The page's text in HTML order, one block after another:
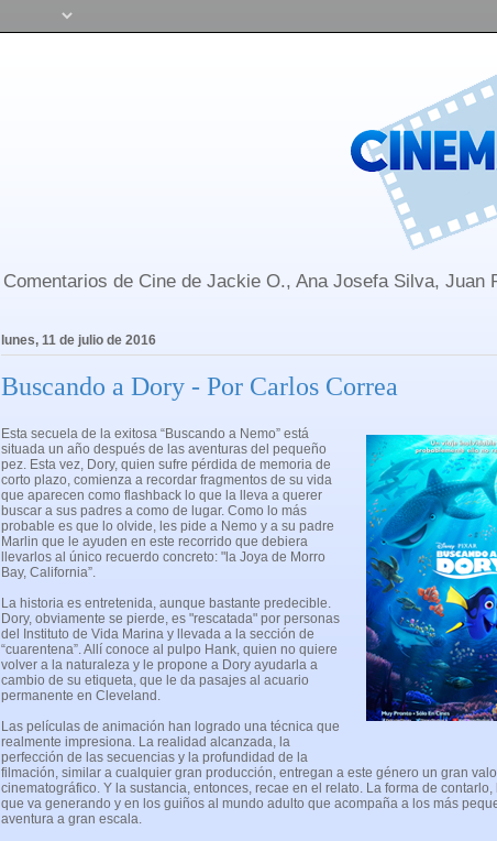
Comentarios de Cine de Jackie O., Ana Josefa Silva, Juan
lunes, 11 de julio de 2016
Buscando a Dory - Por Carlos Correa
Esta secuela de la exitosa “Buscando a Nemo” está
situada un año después de las aventuras del pequeño
pez. Esta vez, Dory, quien sufre pérdida de memoria de
corto plazo, comienza a recordar fragmentos de su vida
que aparecen como flashback lo que la lleva a querer
buscar a sus padres a como de lugar. Como lo más
probable es que lo olvide, les pide a Nemo y a su padre
Marlin que le ayuden en este recorrido que debiera
llevarlos al único recuerdo concreto: "la Joya de Morro
Bay, California”.
La historia es entretenida, aunque bastante predecible.
Dory, obviamente se pierde, es "rescatada" por personas
del Instituto de Vida Marina y llevada a la sección de
“cuarentena”. Allí conoce al pulpo Hank, quien no quiere
volver a la naturaleza y le propone a Dory ayudarla a
cambio de su etiqueta, que le da pasajes al acuario
permanente en Cleveland.
Las películas de animación han logrado una técnica que
realmente impresiona. La realidad alcanzada, la
perfección de las secuencias y la profundidad de la
filmación, similar a cualquier gran producción, entregan a este género un gran
cinematográfico. Y la sustancia, entonces, recae en el relato. La forma de
que va generando y en los guiños al mundo adulto que acompaña a los más
aventura a gran escala.